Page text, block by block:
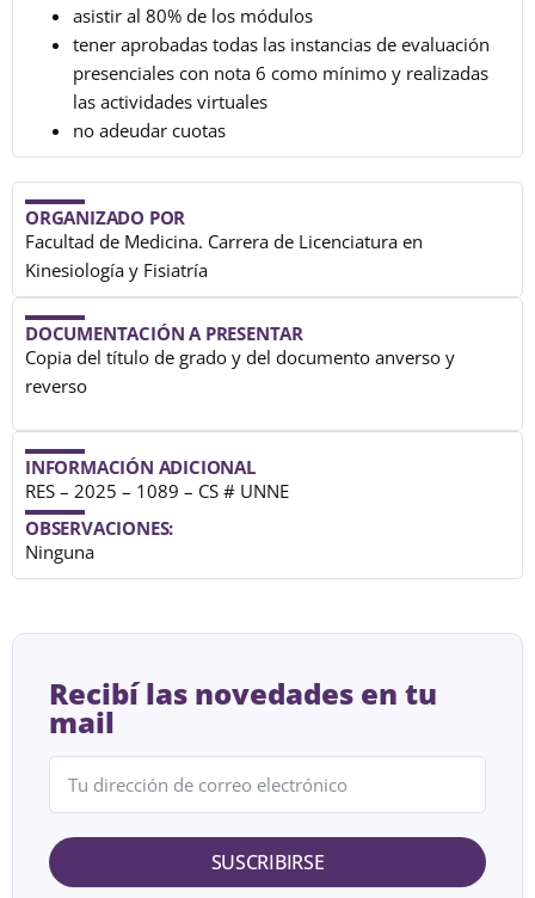
asistir al 80% de los módulos
tener aprobadas todas las instancias de evaluación
presenciales con nota 6 como mínimo y realizadas
las actividades virtuales
no adeudar cuotas
ORGANIZADO POR
Facultad de Medicina. Carrera de Licenciatura en
Kinesiología y Fisiatría
DOCUMENTACIÓN A PRESENTAR
Copia del título de grado y del documento anverso y
reverso
INFORMACIÓN ADICIONAL
RES – 2025 – 1089 – CS # UNNE
OBSERVACIONES:
Ninguna
Recibí las novedades en tu
mail
SUSCRIBIRSE